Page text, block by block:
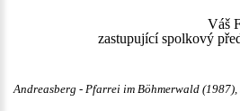
Váš
zastupující spolkový
Andreasberg - Pfarrei im Böhmerwald (1987),